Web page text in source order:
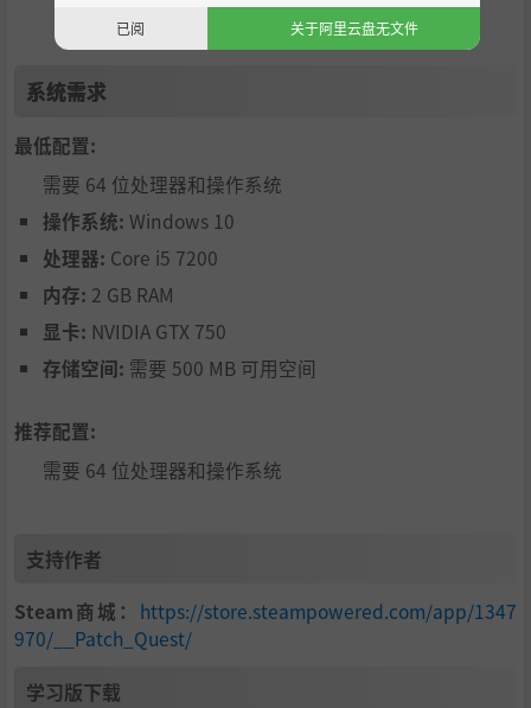
赢取探索工具，永久扩展你的能力。
收集超过 200 种独特的植物和矿物！
获取弹药果实，将其混合成为强力的弹药冰沙。
你必须灵活运用你拥有的一切才能活下来！
https://store.steampowered.com/app/1347970/Patch_Qu
est/
系统需求
最低配置:
需要 64 位处理器和操作系统
操作系统: Windows 10
处理器: Core i5 7200
内存: 2 GB RAM
显卡: NVIDIA GTX 750
存储空间: 需要 500 MB 可用空间
推荐配置:
需要 64 位处理器和操作系统
支持作者
Steam商城： https://store.steampowered.com/app/1347
970/__Patch_Quest/
学习版下载
已阅
关于阿里云盘无文件